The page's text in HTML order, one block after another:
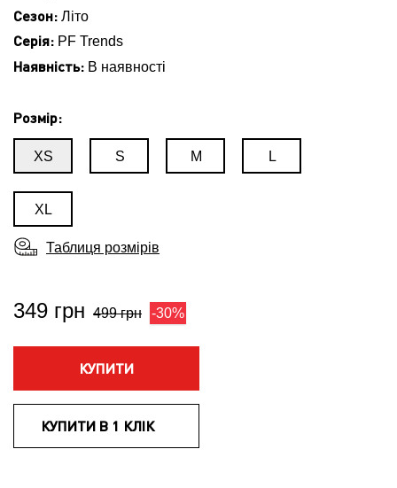
Сезон: Літо
Серія: PF Trends
Наявність: В наявності
Розмір:
XS S M L
XL
Таблиця розмірів
349 грн 499 грн -30%
КУПИТИ
КУПИТИ В 1 КЛІК